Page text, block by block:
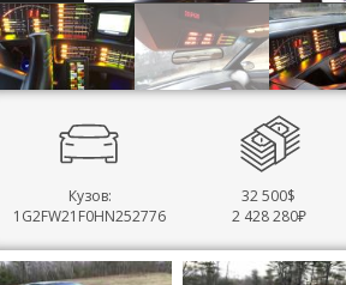
Кузов:
1G2FW21F0HN252776
32 500$
2 428 280₽